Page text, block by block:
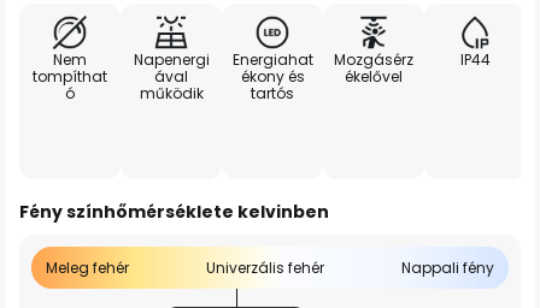
Nem
tompíthat
ó
Napenergi
ával
működik
Energiahat
ékony és
tartós
Mozgásérz
ékelővel
IP44
Fény színhőmérséklete kelvinben
Meleg fehér Univerzális fehér Nappali fény